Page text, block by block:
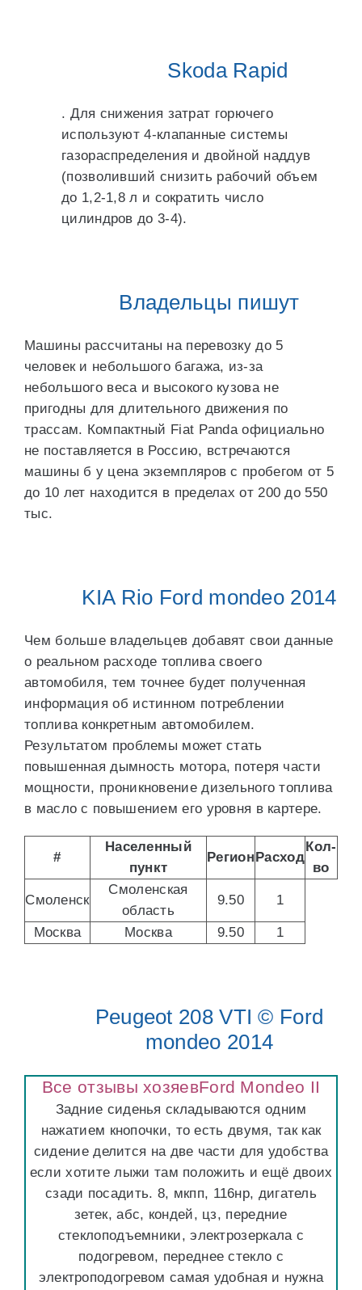
Skoda Rapid
. Для снижения затрат горючего
используют 4-клапанные системы
газораспределения и двойной наддув
(позволивший снизить рабочий объем
до 1,2-1,8 л и сократить число
цилиндров до 3-4).
Владельцы пишут
Машины рассчитаны на перевозку до 5
человек и небольшого багажа, из-за
небольшого веса и высокого кузова не
пригодны для длительного движения по
трассам. Компактный Fiat Panda официально
не поставляется в Россию, встречаются
машины б у цена экземпляров с пробегом от 5
до 10 лет находится в пределах от 200 до 550
тыс.
KIA Rio Ford mondeo 2014
Чем больше владельцев добавят свои данные
о реальном расходе топлива своего
автомобиля, тем точнее будет полученная
информация об истинном потреблении
топлива конкретным автомобилем.
Результатом проблемы может стать
повышенная дымность мотора, потеря части
мощности, проникновение дизельного топлива
в масло с повышением его уровня в картере.
#
Населенный
пункт
РегионРасход
Кол-
во
Смоленск
Смоленская
область
9.50 1
Москва Москва 9.50 1
Peugeot 208 VTI © Ford
mondeo 2014
Все отзывы хозяевFord Mondeo II
Задние сиденья складываются одним
нажатием кнопочки, то есть двумя, так как
сидение делится на две части для удобства
если хотите лыжи там положить и ещё двоих
сзади посадить. 8, мкпп, 116нр, дигатель
зетек, абс, кондей, цз, передние
стеклоподъемники, электрозеркала с
подогревом, переднее стекло с
электроподогревом самая удобная и нужна